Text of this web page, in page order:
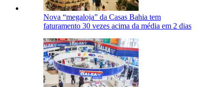
Nova “megaloja” da Casas Bahia tem
faturamento 30 vezes acima da média em 2 dias